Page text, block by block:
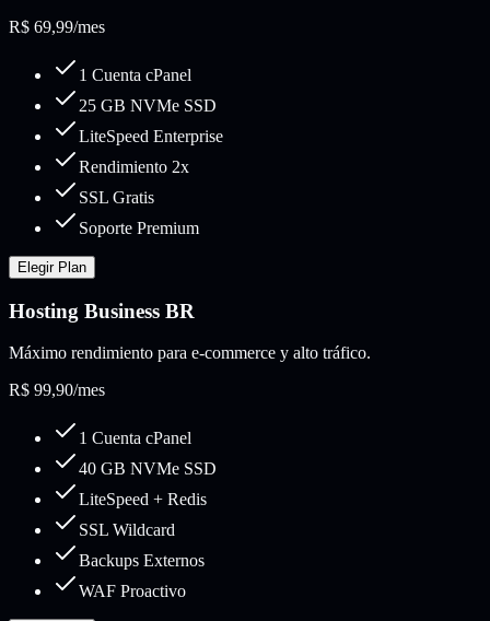
R$ 69,99/mes
1 Cuenta cPanel
25 GB NVMe SSD
LiteSpeed Enterprise
Rendimiento 2x
SSL Gratis
Soporte Premium
Elegir Plan
Hosting Business BR
Máximo rendimiento para e-commerce y alto tráfico.
R$ 99,90/mes
1 Cuenta cPanel
40 GB NVMe SSD
LiteSpeed + Redis
SSL Wildcard
Backups Externos
WAF Proactivo